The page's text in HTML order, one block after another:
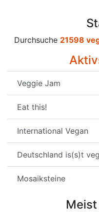
Durchsuche 21598
Veggie Jam
Eat this!
International Vegan
Deutschland is(s)t
Mosaiksteine